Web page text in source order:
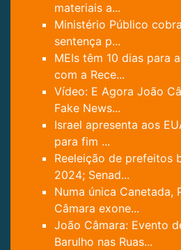
materiais a...
Ministério Público
sentença p...
MEIs têm 10 dias para
com a Rece...
Vídeo: E Agora João
Fake News...
Israel apresenta aos
para fim ...
Reeleição de prefeitos
2024; Senad...
Numa única Canetada,
Câmara exone...
João Câmara: Evento
Barulho nas Ruas...